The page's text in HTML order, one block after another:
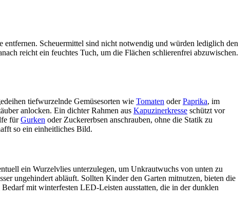
entfernen. Scheuermittel sind nicht notwendig und würden lediglich den
reicht ein feuchtes Tuch, um die Flächen schlierenfrei abzuwischen.
tiefwurzelnde Gemüsesorten wie Tomaten oderPaprika, im
anlocken. Ein dichter Rahmen aus Kapuzinerkresse schützt vor
fürGurken oder Zuckererbsen anschrauben, ohne die Statik zu
so ein einheitliches Bild.
ein Wurzelvlies unterzulegen, um Unkrautwuchs von unten zu
ungehindert abläuft. Sollten Kinder den Garten mitnutzen, bieten die
mit winterfesten LED-Leisten ausstatten, die in der dunklen